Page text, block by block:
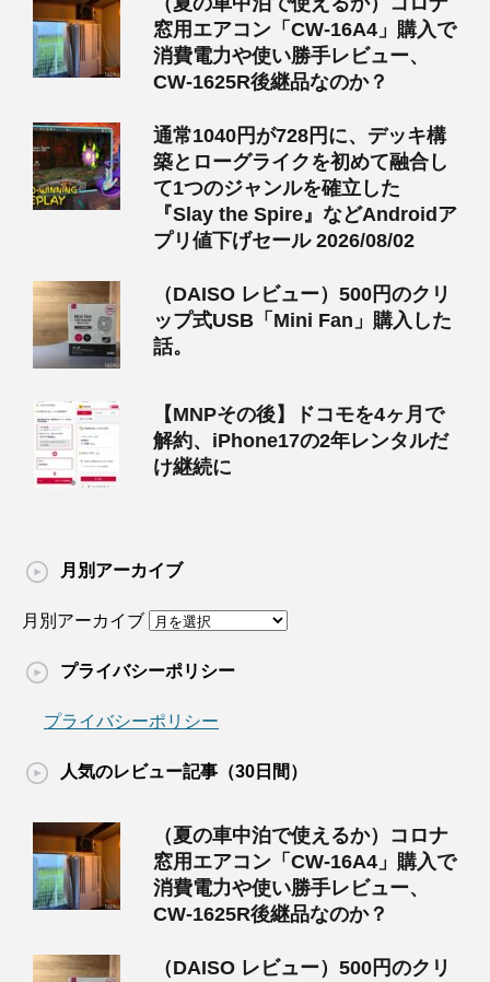
窓用エアコン「CW-16A4」購入で
消費電力や使い勝手レビュー、
CW-1625R後継品なのか？
通常1040円が728円に、デッキ構
築とローグライクを初めて融合し
て1つのジャンルを確立した
『Slay the Spire』などAndroidア
プリ値下げセール 2026/08/02
（DAISO レビュー）500円のクリ
ップ式USB「Mini Fan」購入した
話。
【MNPその後】ドコモを4ヶ月で
解約、iPhone17の2年レンタルだ
け継続に
月別アーカイブ
月別アーカイブ
プライバシーポリシー
プライバシーポリシー
人気のレビュー記事（30日間）
（夏の車中泊で使えるか）コロナ
窓用エアコン「CW-16A4」購入で
消費電力や使い勝手レビュー、
CW-1625R後継品なのか？
（DAISO レビュー）500円のクリ